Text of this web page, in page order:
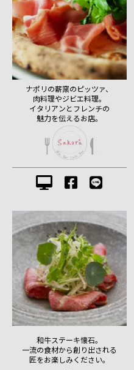
ナポリの薪窯のピッツァ、
肉料理やジビエ料理。
イタリアンとフレンチの
魅力を伝えるお店。
和牛ステーキ懐石。
一流の食材から創り出される
匠をお楽しみください。